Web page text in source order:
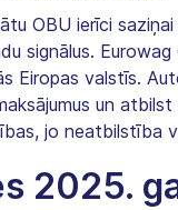
OBU ierīci
signālus.
Eiropas valstīs.
un
jo neatbilstība
2025.